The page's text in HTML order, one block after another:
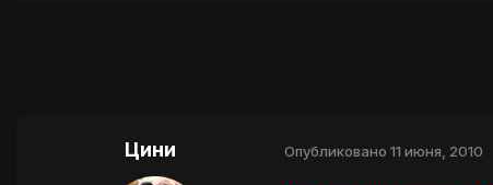
Цини Опубликовано 11 июня, 2010